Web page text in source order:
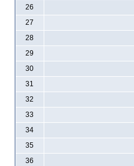
26
27
28
29
30
31
32
33
34
35
36